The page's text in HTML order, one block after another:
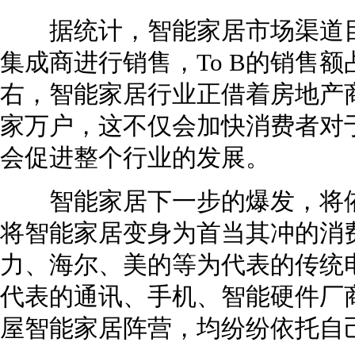
据统计，智能家居市场渠道
集成商进行销售，To B的销售额
右，智能家居行业正借着房地产
家万户，这不仅会加快消费者
会促进整个行业的发展。
智能家居下一步的爆发，将
将智能家居变身为首当其冲的
力、海尔、美的等为代表的传
代表的通讯、手机、智能硬件
屋智能家居阵营，均纷纷依托